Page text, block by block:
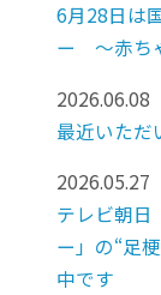
6月28日は
ー ～赤ち
2026.06.08
最近いただ
2026.05.27
テレビ朝日
ー」の“足
中です